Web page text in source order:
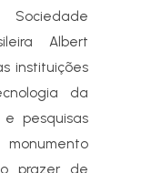
Albert
instituições
da
pesquisas
prazer de